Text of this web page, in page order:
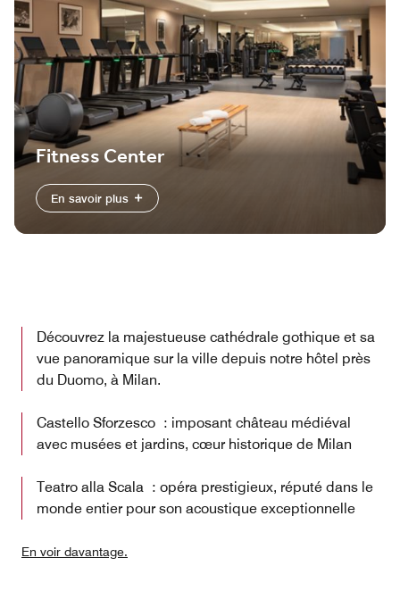
Fitness Center
En savoir plus
Découvrez la majestueuse cathédrale gothique et sa
vue panoramique sur la ville depuis notre hôtel près
du Duomo, à Milan.
Castello Sforzesco : imposant château médiéval
avec musées et jardins, cœur historique de Milan
Teatro alla Scala : opéra prestigieux, réputé dans le
monde entier pour son acoustique exceptionnelle
En voir davantage.